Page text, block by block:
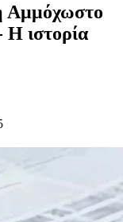
Αμμόχωστο
Η ιστορία